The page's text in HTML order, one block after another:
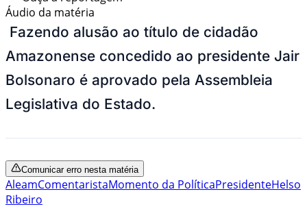
Áudio da matéria
Fazendo alusão ao título de cidadão
Amazonense concedido ao presidente Jair
Bolsonaro é aprovado pela Assembleia
Legislativa do Estado.
Comunicar erro nesta matéria
AleamComentaristaMomento da PolíticaPresidenteHelso
Ribeiro